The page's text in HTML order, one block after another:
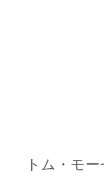
トム・モ